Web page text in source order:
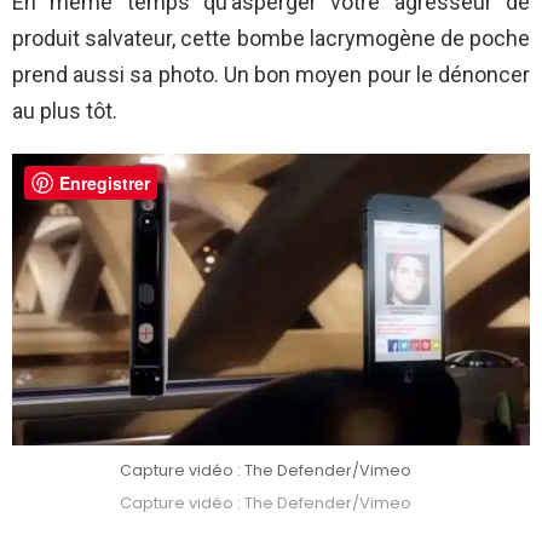
produit salvateur, cette bombe lacrymogène de poche
prend aussi sa photo. Un bon moyen pour le dénoncer
au plus tôt.
Capture vidéo : The Defender/Vimeo
Capture vidéo : The Defender/Vimeo
Enregistrer